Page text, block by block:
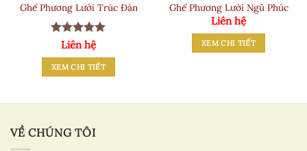
Ghế Phương Lười Trúc Đàn
Được xếp
5
sao
Liên hệ
XEM CHI TIẾT
Ghế Phương Lười Ngũ Phúc
Liên hệ
XEM CHI TIẾT
VỀ CHÚNG TÔI